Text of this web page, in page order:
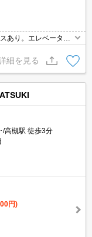
あり。エレベーター
会社加入要(初回月額
ローゼット付で収納
細を見る
/高槻駅 徒歩3分
円)